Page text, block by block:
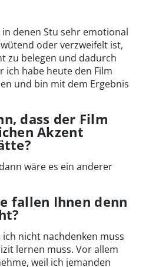
denen Stu sehr emotional
oder verzweifelt ist,
zu belegen und dadurch
ich habe heute den Film
und bin mit dem Ergebnis
dass der Film
Akzent
wäre es ein anderer
fallen Ihnen denn
nicht nachdenken muss
lernen muss. Vor allem
weil ich jemanden